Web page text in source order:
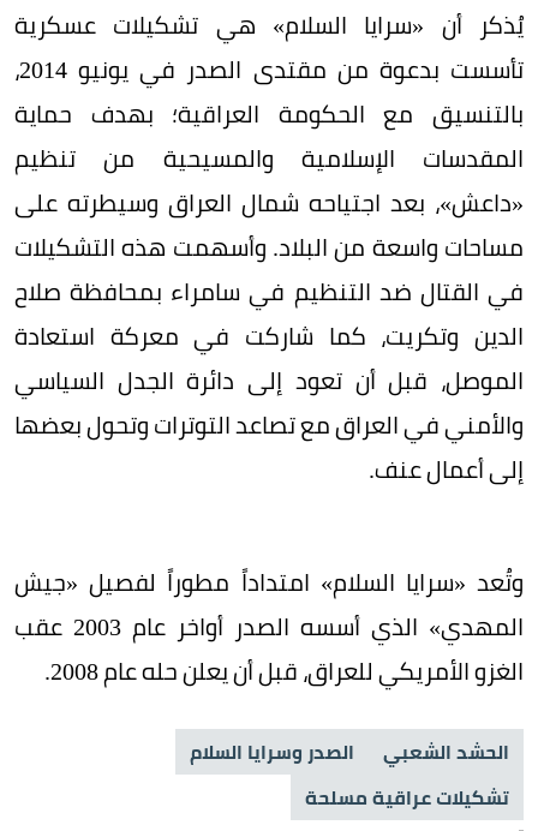
يُذكر أن «سرايا السلام» هي تشكيلات عسكرية
تأسست بدعوة من مقتدى الصدر في يونيو 2014،
بالتنسيق مع الحكومة العراقية؛ بهدف حماية
المقدسات الإسلامية والمسيحية من تنظيم
«داعش»، بعد اجتياحه شمال العراق وسيطرته على
مساحات واسعة من البلاد. وأسهمت هذه التشكيلات
في القتال ضد التنظيم في سامراء بمحافظة صلاح
الدين وتكريت، كما شاركت في معركة استعادة
الموصل، قبل أن تعود إلى دائرة الجدل السياسي
والأمني في العراق مع تصاعد التوترات وتحول بعضها
إلى أعمال عنف.
وتُعد «سرايا السلام» امتداداً مطوراً لفصيل «جيش
المهدي» الذي أسسه الصدر أواخر عام 2003 عقب
الغزو الأمريكي للعراق، قبل أن يعلن حله عام 2008.
الحشد الشعبي
الصدر وسرايا السلام
تشكيلات عراقية مسلحة